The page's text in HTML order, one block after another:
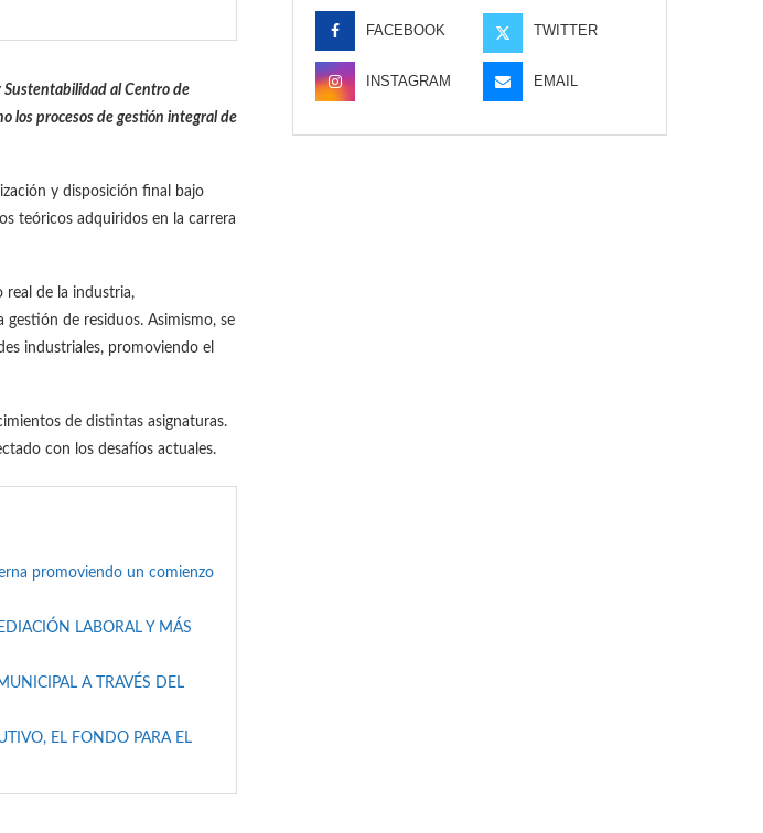
al Centro de
los procesos de gestión integral de
y disposición final bajo
teóricos adquiridos en la carrera
real de la industria,
de residuos. Asimismo, se
industriales, promoviendo el
de distintas asignaturas.
con los desafíos actuales.
promoviendo un comienzo
LABORAL Y MÁS
A TRAVÉS DEL
EL FONDO PARA EL
FACEBOOK TWITTER
INSTAGRAM EMAIL